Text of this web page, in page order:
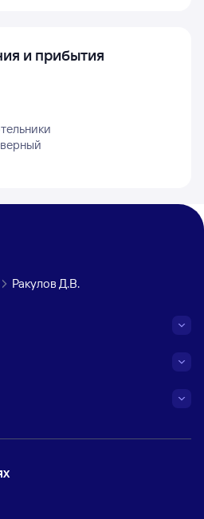
и прибытия
Ракулов Д.В.